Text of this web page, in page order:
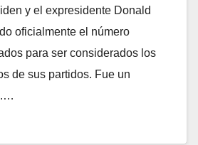
y el expresidente Donald
oficialmente el número
para ser considerados los
de sus partidos. Fue un